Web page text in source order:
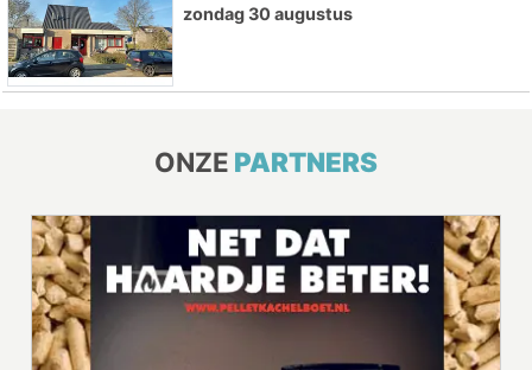
zondag 30 augustus
ONZE PARTNERS